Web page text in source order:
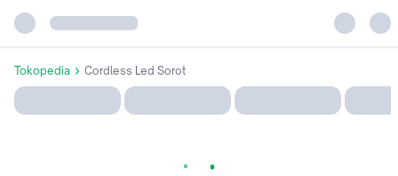
Tokopedia Cordless Led Sorot